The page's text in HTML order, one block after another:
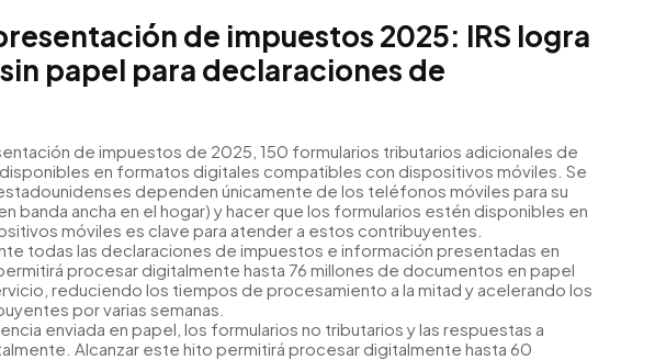
de impuestos 2025: IRS logra
papel para declaraciones de
de impuestos de 2025, 150 formularios tributarios adicionales de
en formatos digitales compatibles con dispositivos móviles. Se
dependen únicamente de los teléfonos móviles para su
banda ancha en el hogar) y hacer que los formularios estén disponibles en
móviles es clave para atender a estos contribuyentes.
todas las declaraciones de impuestos e información presentadas en
procesar digitalmente hasta 76 millones de documentos en papel
reduciendo los tiempos de procesamiento a la mitad y acelerando los
por varias semanas.
enviada en papel, los formularios no tributarios y las respuestas a
Alcanzar este hito permitirá procesar digitalmente hasta 60